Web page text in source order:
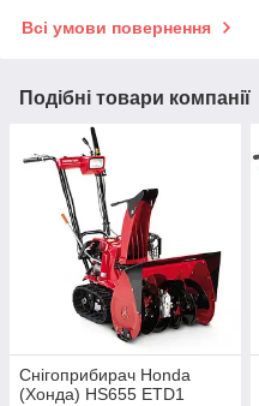
Всі умови повернення
Подібні товари компанії
Снігоприбирач Honda
(Хонда) HS655 ETD1